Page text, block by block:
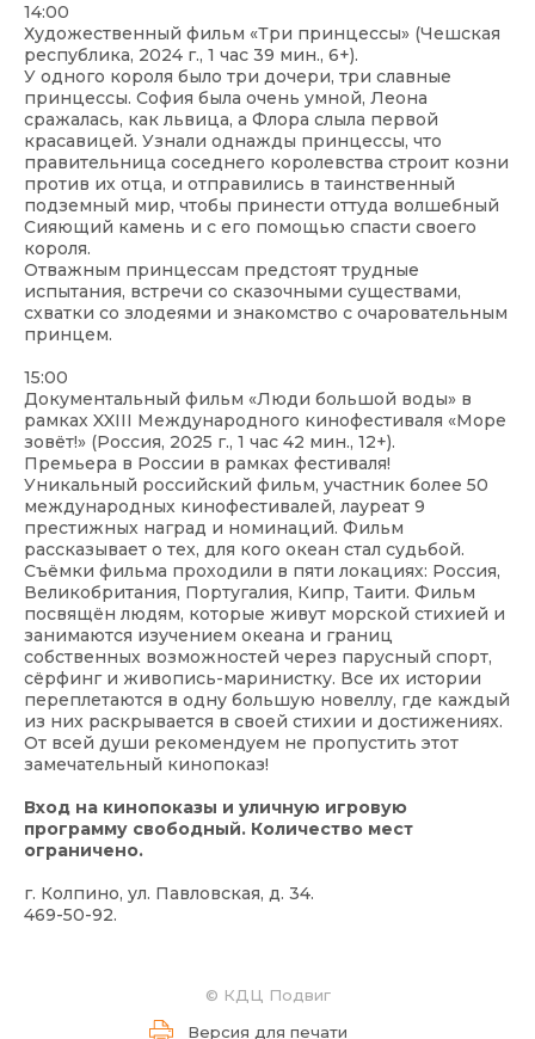
14:00
Художественный фильм «Три принцессы» (Чешская
республика, 2024 г., 1 час 39 мин., 6+).
У одного короля было три дочери, три славные
принцессы. София была очень умной, Леона
сражалась, как львица, а Флора слыла первой
красавицей. Узнали однажды принцессы, что
правительница соседнего королевства строит козни
против их отца, и отправились в таинственный
подземный мир, чтобы принести оттуда волшебный
Сияющий камень и с его помощью спасти своего
короля.
Отважным принцессам предстоят трудные
испытания, встречи со сказочными существами,
схватки со злодеями и знакомство с очаровательным
принцем.
15:00
Документальный фильм «Люди большой воды» в
рамках XXIII Международного кинофестиваля «Море
зовёт!» (Россия, 2025 г., 1 час 42 мин., 12+).
Премьера в России в рамках фестиваля!
Уникальный российский фильм, участник более 50
международных кинофестивалей, лауреат 9
престижных наград и номинаций. Фильм
рассказывает о тех, для кого океан стал судьбой.
Съёмки фильма проходили в пяти локациях: Россия,
Великобритания, Португалия, Кипр, Таити. Фильм
посвящён людям, которые живут морской стихией и
занимаются изучением океана и границ
собственных возможностей через парусный спорт,
сёрфинг и живопись-маринистку. Все их истории
переплетаются в одну большую новеллу, где каждый
из них раскрывается в своей стихии и достижениях.
От всей души рекомендуем не пропустить этот
замечательный кинопоказ!
Вход на кинопоказы и уличную игровую
программу свободный. Количество мест
ограничено.
г. Колпино, ул. Павловская, д. 34.
469-50-92.
© КДЦ Подвиг
Версия для печати